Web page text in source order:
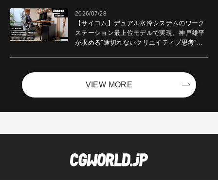
2026/07/28
【サイコム】デュアル水冷システムのワーク
ステーション最上位モデルで実現。神戸雄平
が求める"途切れないクリエイティブ思考"｜
VIEW MORE